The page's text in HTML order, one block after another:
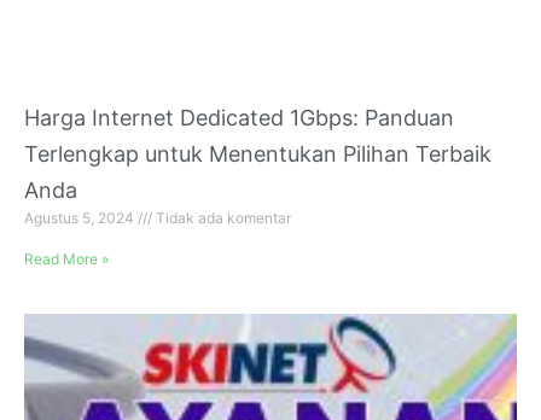
Harga Internet Dedicated 1Gbps: Panduan
Terlengkap untuk Menentukan Pilihan Terbaik
Anda
Agustus 5, 2024 Tidak ada komentar
Read More »